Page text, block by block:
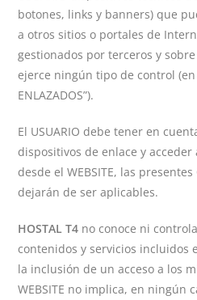
botones, links y banners) que
a otros sitios o portales de
gestionados por terceros y
ejerce ningún tipo de control (en
ENLAZADOS”).
El USUARIO debe tener en
dispositivos de enlace y acceder
desde el WEBSITE, las presentes
dejarán de ser aplicables.
HOSTAL T4 no conoce ni
contenidos y servicios incluidos
la inclusión de un acceso a los
WEBSITE no implica, en ningún